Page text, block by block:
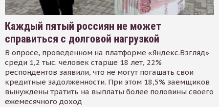
Каждый пятый россиян не может
справиться с долговой нагрузкой
В опросе, проведенном на платформе «Яндекс.Взгляд»
среди 1,2 тыс. человек старше 18 лет, 22%
респондентов заявили, что не могут погашать свои
кредитные задолженности. При этом 18,5% заемщиков
вынуждены тратить на выплаты более половины своего
ежемесячного доход